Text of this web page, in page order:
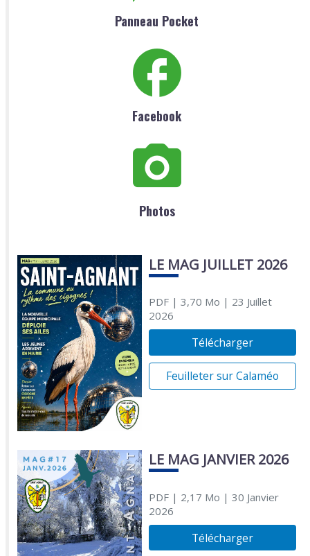
Panneau Pocket
Facebook
Photos
LE MAG JUILLET 2026
PDF| 3,70 Mo | 23 Juillet
2026
Télécharger
Feuilleter sur Calaméo
LE MAG JANVIER 2026
PDF| 2,17 Mo | 30 Janvier
2026
Télécharger